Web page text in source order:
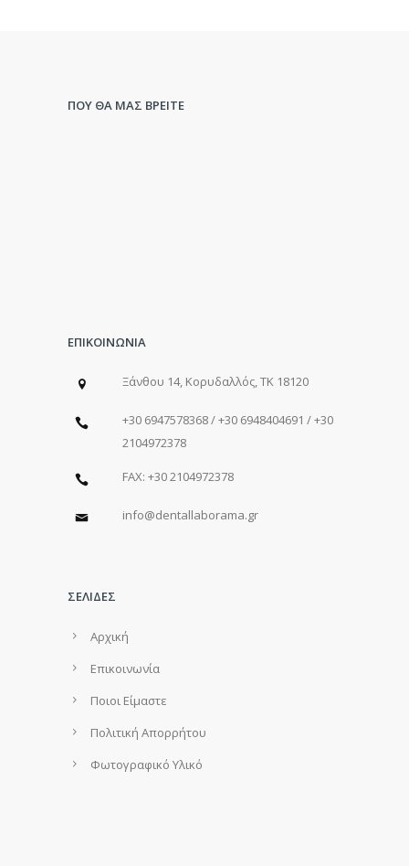
ΠΟΥ ΘΑ ΜΑΣ ΒΡΕΙΤΕ
ΕΠΙΚΟΙΝΩΝΙΑ
Ξάνθου 14, Κορυδαλλός, ΤΚ 18120
+30 6947578368 / +30 6948404691 / +30
2104972378
FAX: +30 2104972378
info@dentallaborama.gr
ΣΕΛΙΔΕΣ
Αρχική
Επικοινωνία
Ποιοι Είμαστε
Πολιτική Απορρήτου
Φωτογραφικό Υλικό